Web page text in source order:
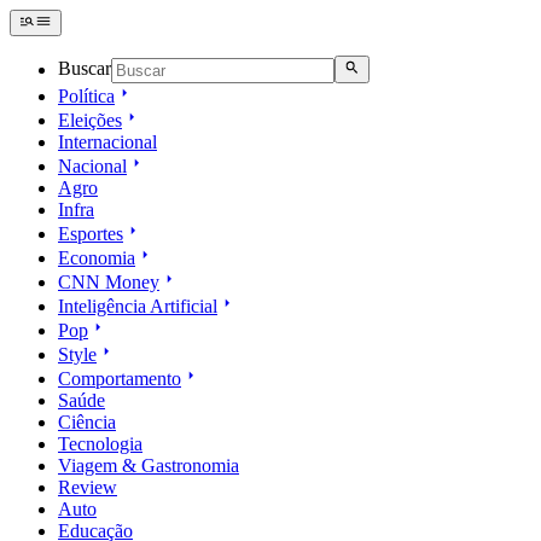
Buscar
Política
Eleições
Internacional
Nacional
Agro
Infra
Esportes
Economia
CNN Money
Inteligência Artificial
Pop
Style
Comportamento
Saúde
Ciência
Tecnologia
Viagem & Gastronomia
Review
Auto
Educação